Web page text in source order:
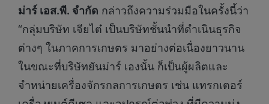
ม่าร์ เอส.พี. จำกัด กล่าวถึงความร่วมมือในครั้งนี้ว่า
“กลุ่มบริษัท เจียไต๋ เป็นบริษัทชั้นนำที่ดำเนินธุรกิจ
ต่างๆ ในภาคการเกษตร มาอย่างต่อเนื่องยาวนาน
ในขณะที่บริษัทยันม่าร์ เองนั้น ก็เป็นผู้ผลิตและ
จำหน่ายเครื่องจักรกลการเกษตร เช่น แทรกเตอร์